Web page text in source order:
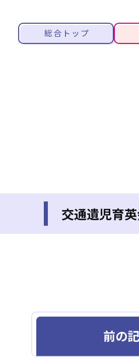
総合トップ
交通遺児育
前の